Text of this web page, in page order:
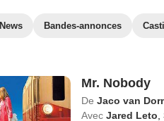
News Bandes-annonces
Mr. Nobody
De Jaco van
Avec Jared Leto